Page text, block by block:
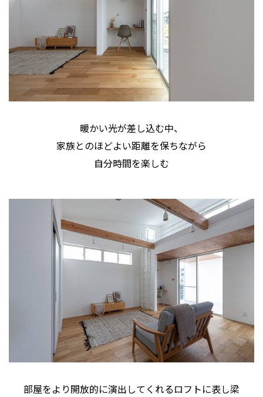
暖かい光が差し込む中、
家族とのほどよい距離を保ちながら
自分時間を楽しむ
部屋をより開放的に演出してくれるロフトに表し梁